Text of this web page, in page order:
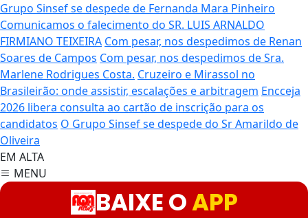
Grupo Sinsef se despede de Fernanda Mara Pinheiro
Comunicamos o falecimento do SR. LUIS ARNALDO
FIRMIANO TEIXEIRA Com pesar, nos despedimos de Renan
Soares de Campos Com pesar, nos despedimos de Sra.
Marlene Rodrigues Costa. Cruzeiro e Mirassol no
Brasileirão: onde assistir, escalações e arbitragem Encceja
2026 libera consulta ao cartão de inscrição para os
candidatos O Grupo Sinsef se despede do Sr Amarildo de
Oliveira
EM ALTA
MENU
BAIXE OAPP